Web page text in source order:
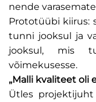
nende
Prototüübi kiirus:
tunni jooksul ja
jooksul, mis
võimekusesse.
„Malli kvaliteet oli
Ütles projektijuht